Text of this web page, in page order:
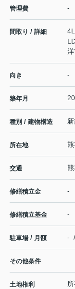
管理費 -
間取り / 詳細
向き -
築年月
種別 / 建物構造
所在地
交通
修繕積立金 -
修繕積立基金 -
駐車場 / 月額 -
その他条件
土地権利